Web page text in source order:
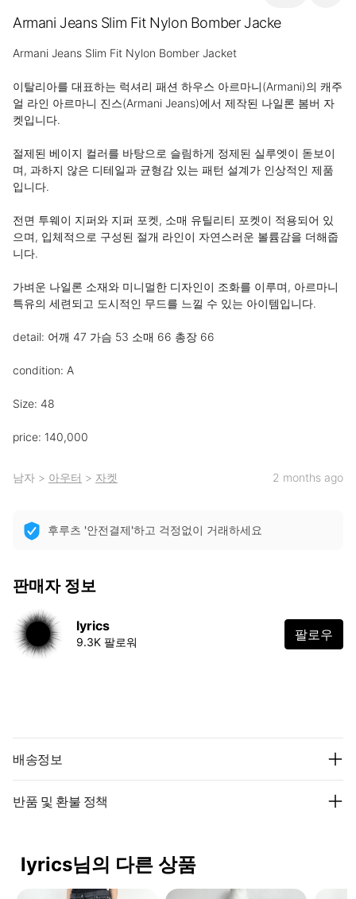
Armani Jeans Slim Fit Nylon Bomber Jacke
Armani Jeans Slim Fit Nylon Bomber Jacket
이탈리아를 대표하는 럭셔리 패션 하우스 아르마니(Armani)의 캐주
얼 라인 아르마니 진스(Armani Jeans)에서 제작된 나일론 봄버 자
켓입니다.
절제된 베이지 컬러를 바탕으로 슬림하게 정제된 실루엣이 돋보이
며, 과하지 않은 디테일과 균형감 있는 패턴 설계가 인상적인 제품
입니다.
전면 투웨이 지퍼와 지퍼 포켓, 소매 유틸리티 포켓이 적용되어 있
으며, 입체적으로 구성된 절개 라인이 자연스러운 볼륨감을 더해줍
니다.
가벼운 나일론 소재와 미니멀한 디자인이 조화를 이루며, 아르마니
특유의 세련되고 도시적인 무드를 느낄 수 있는 아이템입니다.
detail: 어깨 47 가슴 53 소매 66 총장 66
condition: A
Size: 48
price: 140,000
남자 > 아우터 > 자켓 2 months ago
후루츠 '안전결제'하고 걱정없이 거래하세요
판매자 정보
lyrics
9.3K 팔로워 팔로우
배송정보
반품 및 환불 정책
lyrics님의 다른 상품